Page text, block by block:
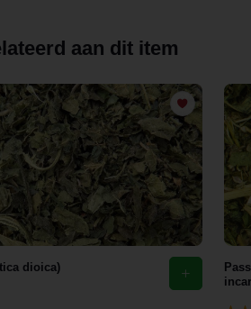
aan dit item
dioica)